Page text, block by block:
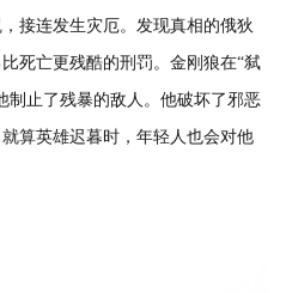
接连发生灾厄。发现真相的俄狄
死亡更残酷的刑罚。金刚狼在“弑
制止了残暴的敌人。他破坏了邪恶
算英雄迟暮时，年轻人也会对他